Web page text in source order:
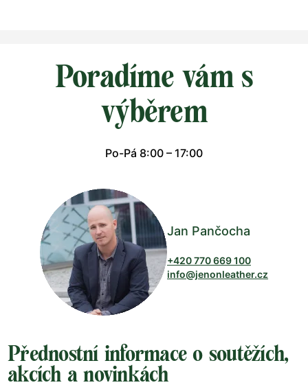
Poradíme vám s
výběrem
Po-Pá 8:00 – 17:00
Jan Pančocha
+420 770 669 100
info@jenonleather.cz
Přednostní informace o soutěžích,
akcích a novinkách